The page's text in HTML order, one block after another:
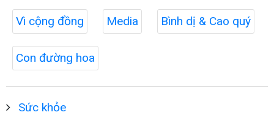
Vì cộng đồng Media Bình dị & Cao quý
Con đường hoa
Sức khỏe